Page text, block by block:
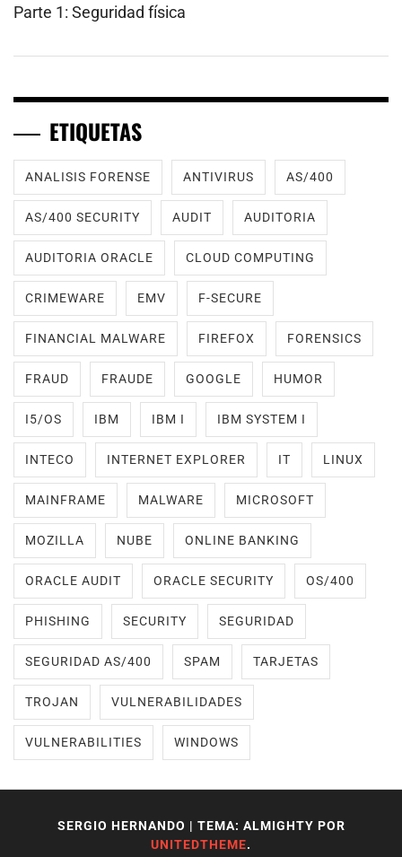
Parte 1: Seguridad física
ETIQUETAS
ANALISIS FORENSE ANTIVIRUS AS/400
AS/400 SECURITY AUDIT AUDITORIA
AUDITORIA ORACLE CLOUD COMPUTING
CRIMEWARE EMV F-SECURE
FINANCIAL MALWARE FIREFOX FORENSICS
FRAUD FRAUDE GOOGLE HUMOR
I5/OS IBM IBM I IBM SYSTEM I
INTECO INTERNET EXPLORER IT LINUX
MAINFRAME MALWARE MICROSOFT
MOZILLA NUBE ONLINE BANKING
ORACLE AUDIT ORACLE SECURITY OS/400
PHISHING SECURITY SEGURIDAD
SEGURIDAD AS/400 SPAM TARJETAS
TROJAN VULNERABILIDADES
VULNERABILITIES WINDOWS
SERGIO HERNANDO | TEMA: ALMIGHTY POR
UNITEDTHEME.